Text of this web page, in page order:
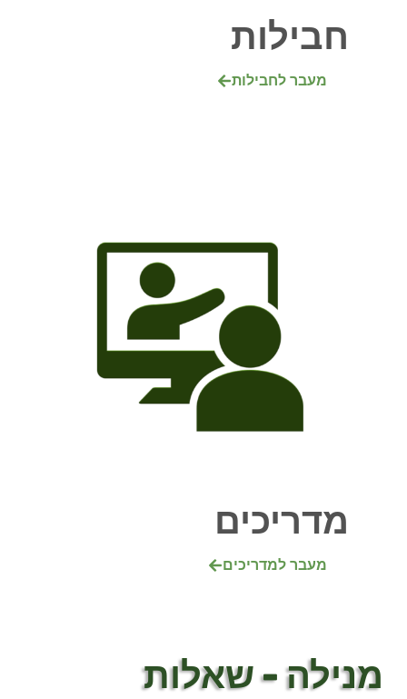
חבילות
מעבר לחבילות
מדריכים
מעבר למדריכים
מנילה - שאלות